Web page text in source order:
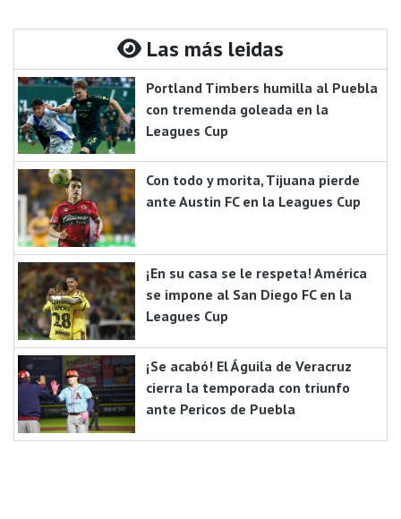
Las más leidas
Portland Timbers humilla al Puebla
con tremenda goleada en la
Leagues Cup
Con todo y morita, Tijuana pierde
ante Austin FC en la Leagues Cup
¡En su casa se le respeta! América
se impone al San Diego FC en la
Leagues Cup
¡Se acabó! El Águila de Veracruz
cierra la temporada con triunfo
ante Pericos de Puebla